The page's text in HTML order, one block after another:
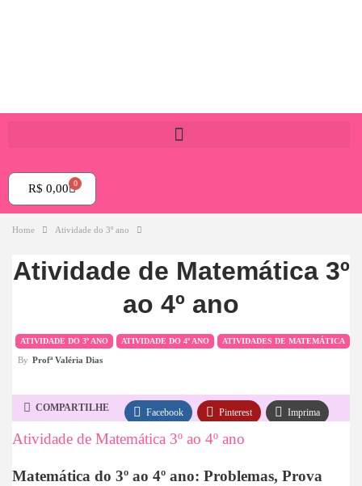
R$ 0,00 0
Home Atividade do 3º ano
Atividade de Matemática 3º
ao 4º ano
ATIVIDADE DO 3º ANO ATIVIDADE DO 4º ANO ATIVIDADES DE MATEMÁTICA
By Profª Valéria Dias
COMPARTILHE Facebook Pinterest Imprima
Atividade de Matemática 3º ao 4º ano
Matemática do 3º ao 4º ano: Problemas, Prova